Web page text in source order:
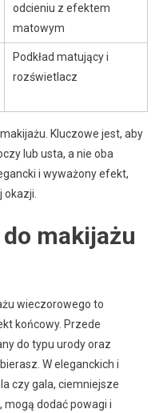
odcieniu z efektem
matowym
Podkład matujący i
rozświetlacz
Kluczowe jest, aby
lub usta, a nie oba
i wyważony efekt,
makijażu
wieczorowego to
końcowy. Przede
do typu urody oraz
W eleganckich i
czy gala, ciemniejsze
mogą dodać powagi i